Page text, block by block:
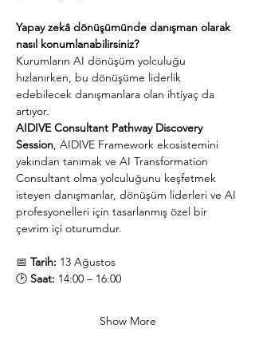
Yapay zekâ dönüşümünde danışman olarak
nasıl konumlanabilirsiniz?
Kurumların AI dönüşüm yolculuğu
hızlanırken, bu dönüşüme liderlik
edebilecek danışmanlara olan ihtiyaç da
artıyor.
AIDIVE Consultant Pathway Discovery
Session, AIDIVE Framework ekosistemini
yakından tanımak ve AI Transformation
Consultant olma yolculuğunu keşfetmek
isteyen danışmanlar, dönüşüm liderleri ve AI
profesyonelleri için tasarlanmış özel bir
çevrim içi oturumdur.
📅 Tarih: 13 Ağustos
🕑 Saat: 14:00 – 16:00
Show More